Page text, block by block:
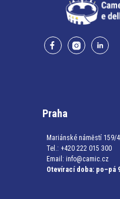
Praha
Mariánské náměstí 159/
Tel.: +420 222 015 300
Email: info@camic.cz
Otevírací doba: po–pá